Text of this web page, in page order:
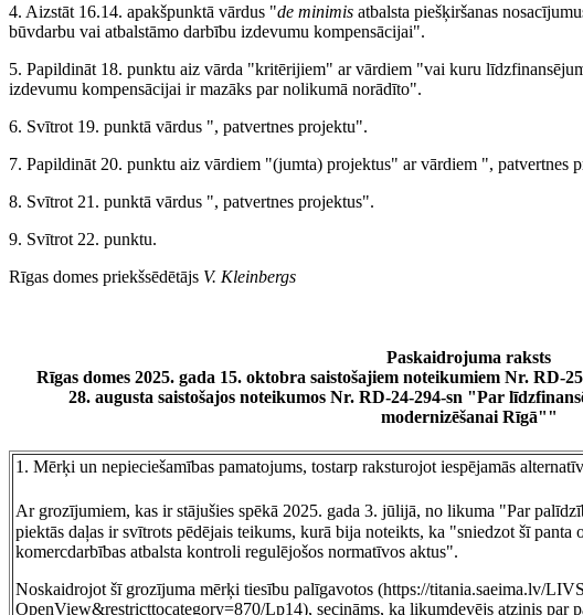
4. Aizstāt 16.14. apakšpunktā vārdus "de minimis atbalsta piešķiršanas
būvdarbu vai atbalstāmo darbību izdevumu kompensācijai".
5. Papildināt 18. punktu aiz vārda "kritērijiem" ar vārdiem "vai kuru
izdevumu kompensācijai ir mazāks par nolikumā norādīto".
6. Svītrot 19. punktā vārdus ", patvertnes projektu".
7. Papildināt 20. punktu aiz vārdiem "(jumta) projektus" ar vārdiem ", patvertnes
8. Svītrot 21. punktā vārdus ", patvertnes projektus".
9. Svītrot 22. punktu.
Rīgas domes priekšsēdētājs V. Kleinbergs
Paskaidrojuma raksts
Rīgas domes 2025. gada 15. oktobra saistošajiem noteikumiem Nr. RD-
28. augusta saistošajos noteikumos Nr. RD-24-294-sn "Par
modernizēšanai Rīgā""
1. Mērķi un nepieciešamības pamatojums, tostarp raksturojot iespējamās
Ar grozījumiem, kas ir stājušies spēkā 2025. gada 3. jūlijā, no likuma "Par
piektās daļas ir svītrots pēdējais teikums, kurā bija noteikts, ka "sniedzot šī
komercdarbības atbalsta kontroli regulējošos normatīvos aktus".
Noskaidrojot šī grozījuma mērķi tiesību palīgavotos (https://titania.saeima.lv/
OpenView&restricttocategory=870/Lp14), secināms, ka likumdevējs atzinis par